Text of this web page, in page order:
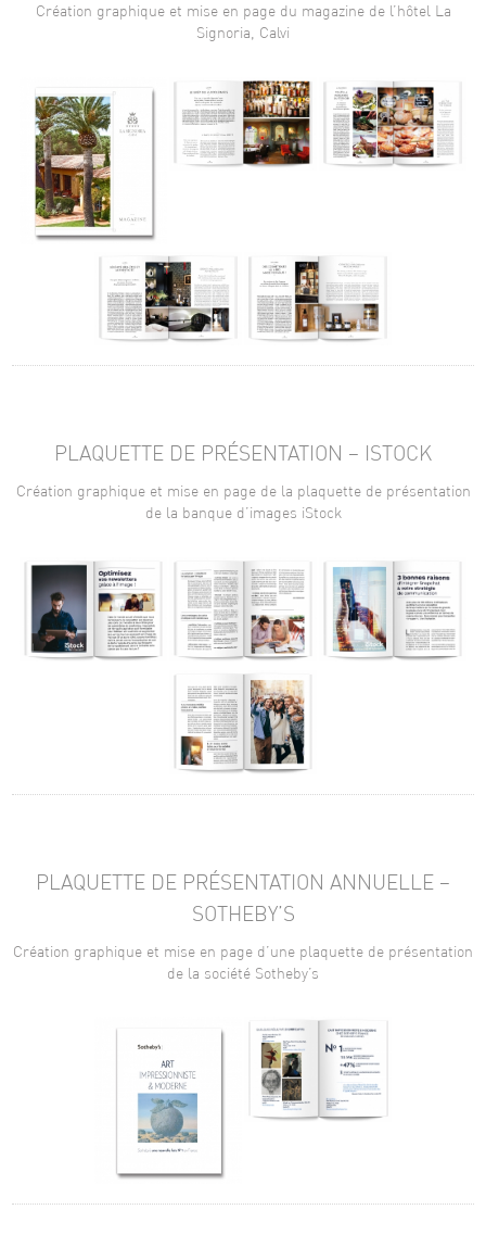
Création graphique et mise en page du magazine de l’hôtel La
Signoria, Calvi
PLAQUETTE DE PRÉSENTATION – ISTOCK
Création graphique et mise en page de la plaquette de présentation
de la banque d’images iStock
PLAQUETTE DE PRÉSENTATION ANNUELLE –
SOTHEBY’S
Création graphique et mise en page d’une plaquette de présentation
de la société Sotheby’s